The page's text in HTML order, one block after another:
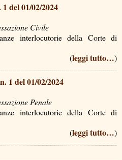
del 01/02/2024
Civile
interlocutorie della Corte di
(leggi tutto…)
1 del 01/02/2024
Penale
interlocutorie della Corte di
(leggi tutto…)